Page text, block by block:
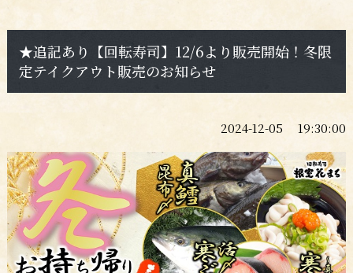
★追記あり【回転寿司】12/6より販売開始！冬限
定テイクアウト販売のお知らせ
2024-12-05 19:30:00